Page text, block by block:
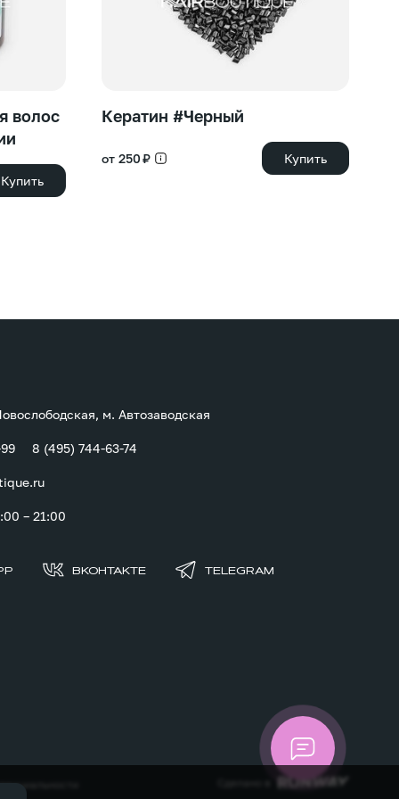
волос
Купить
Кератин #Черный
от 250 ₽ Купить
м. Автозаводская
8 (495) 744-63-74
– 21:00
ВКОНТАКТЕ TELEGRAM